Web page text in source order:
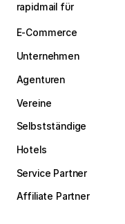
rapidmail für
E-Commerce
Unternehmen
Agenturen
Vereine
Selbstständige
Hotels
Service Partner
Affiliate Partner